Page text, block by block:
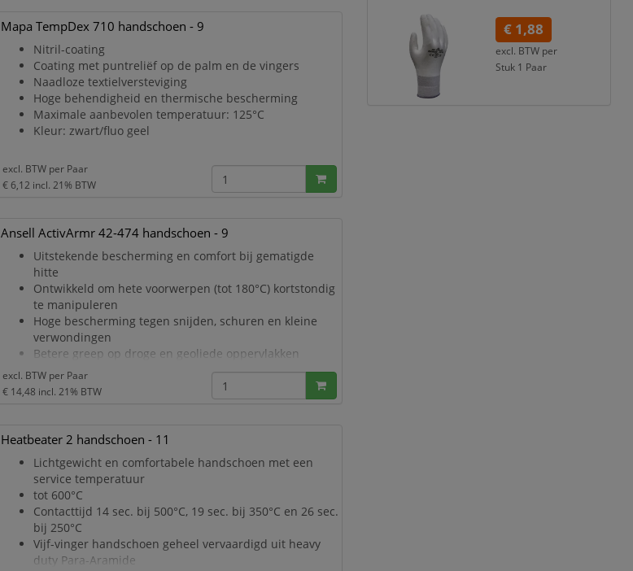
Mapa TempDex 710 handschoen - 9
Nitril-coating
Coating met puntreliëf op de palm en de vingers
Naadloze textielversteviging
Hoge behendigheid en thermische bescherming
Maximale aanbevolen temperatuur: 125°C
Kleur: zwart/fluo geel
excl. BTW per Paar
€ 6,12 incl. 21% BTW
Ansell ActivArmr 42-474 handschoen - 9
Uitstekende bescherming en comfort bij gematigde
hitte
Ontwikkeld om hete voorwerpen (tot 180°C) kortstondig
te manipuleren
Hoge bescherming tegen snijden, schuren en kleine
verwondingen
Betere greep op droge en geoliede oppervlakken
Comfortabel <(>&<)> soepel, transpiratie-absorberende
binnenzijde in
polyester/katoen voering
Kleur: grijs
excl. BTW per Paar
€ 14,48 incl. 21% BTW
Heatbeater 2 handschoen - 11
Lichtgewicht en comfortabele handschoen met een
service temperatuur
tot 600°C
Contacttijd 14 sec. bij 500°C, 19 sec. bij 350°C en 26 sec.
bij 250°C
Vijf-vinger handschoen geheel vervaardigd uit heavy
duty Para-Aramide
€ 1,88
excl. BTW per
Stuk 1 Paar